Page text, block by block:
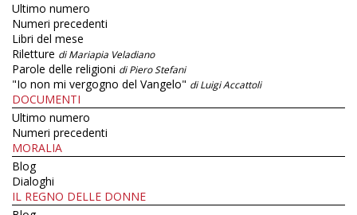
Ultimo numero
Numeri precedenti
Libri del mese
Riletture di Mariapia Veladiano
Parole delle religioni di Piero Stefani
"Io non mi vergogno del Vangelo" di Luigi Accattoli
DOCUMENTI
Ultimo numero
Numeri precedenti
MORALIA
Blog
Dialoghi
IL REGNO DELLE DONNE